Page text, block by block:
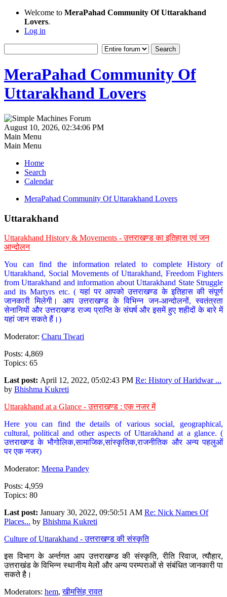
Welcome to MeraPahad Community Of Uttarakhand
Lovers.
Log in
MeraPahad Community Of
Uttarakhand Lovers
August 10, 2026, 02:34:06 PM
Main Menu
Main Menu
Home
Search
Calendar
MeraPahad Community Of Uttarakhand Lovers
Uttarakhand
Uttarakhand History & Movements - उत्तराखण्ड का इतिहास एवं जन
आन्दोलन
You can find the information related to complete History of
Uttarakhand, Social Movements of Uttarakhand, Freedom Fighters
from Uttarakhand and information about Uttarakhand State Struggle
and its Martyrs etc. ( यहां पर आपको उत्तराखण्ड के इतिहास की संपूर्ण
जानकारी मिलेगी। आप उत्तराखण्ड के विभिन्न जन-आन्दोलनों, स्वतंत्रता
सेनानियों और उत्तराखण्ड राज्य प्राप्ति के संघर्ष और इसमें हुए शहीदों के बारे में
यहां जान सकते हैं।)
Moderator: Charu Tiwari
Posts: 4,869
Topics: 65
Last post: April 12, 2022, 05:02:43 PM Re: History of Haridwar ...
by Bhishma Kukreti
Uttarakhand at a Glance - उत्तराखण्ड : एक नजर में
Here you can find the details of various social, geographical,
cultural, political and other aspects of Uttarakhand at a glance. (
उत्तराखण्ड के भौगोलिक,सामाजिक,सांस्कृतिक,राजनीतिक और अन्य पहलुओं
पर एक नजर)
Moderator: Meena Pandey
Posts: 4,959
Topics: 80
Last post: January 30, 2022, 09:50:51 AM Re: Nick Names Of
Places... by Bhishma Kukreti
Culture of Uttarakhand - उत्तराखण्ड की संस्कृति
इस विभाग के अर्न्तगत आप उत्तराखण्ड की संस्कृति, रीति रिवाज, त्यौहार,
उत्तराखंड के विभिन्न स्थानीय मेलों और अन्य परम्पराओं से संबंधित जानकारी पा
सकते है।
Moderators: hem,खीमसिंह रावत